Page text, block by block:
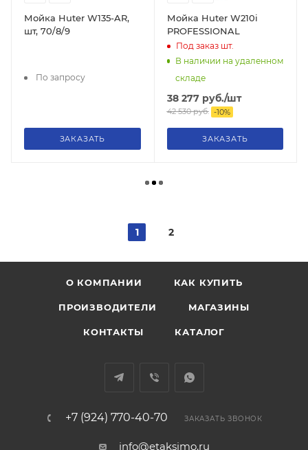
Мойка Huter W135-AR,
шт, 70/8/9
По запросу
ЗАКАЗАТЬ
Мойка Huter W210i
PROFESSIONAL
Под заказшт.
В наличии на удаленном
складе
38 277руб./шт
42 530руб. -10%
ЗАКАЗАТЬ
1 2
О КОМПАНИИ КАК КУПИТЬ
ПРОИЗВОДИТЕЛИ МАГАЗИНЫ
КОНТАКТЫ КАТАЛОГ
+7 (924) 770-40-70 ЗАКАЗАТЬ ЗВОНОК
info@etaksimo.ru